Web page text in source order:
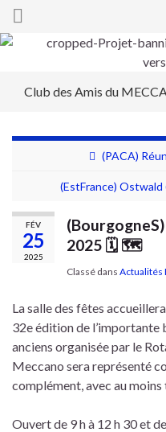
Search for:
Club des Amis du
(PACA)
(EstFrance) Ostwald
FÉV
25
2025
2025 🗓 🗺
Classé dans Actualités
La salle des fêtes
32e édition de l’importante
anciens organisée par le
Meccano sera représenté
complément, avec au
Ouvert de 9 h à 12 h 30 et